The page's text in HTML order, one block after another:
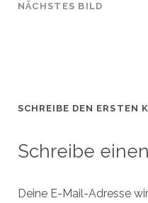
NÄCHSTES BILD
SCHREIBE DEN ERSTEN
Schreibe
Deine E-Mail-Adresse